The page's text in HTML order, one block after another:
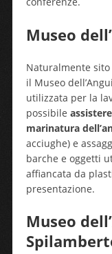
Museo
Naturalmente sito
il Museo
utilizzata per la
possibile
marinatura
acciughe) e
barche e oggetti
affiancata da
presentazione.
Museo